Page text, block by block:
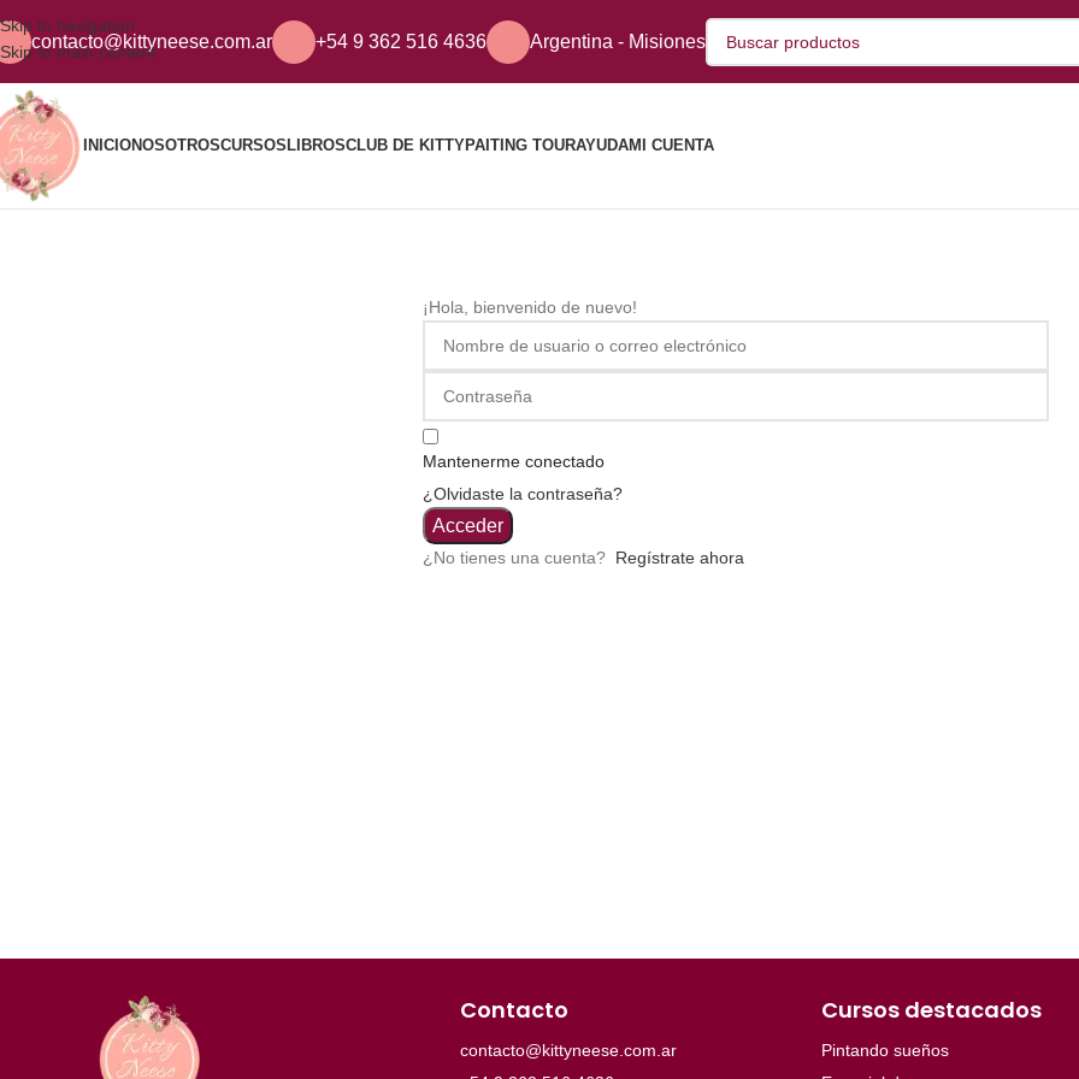
Skip to navigation
Skip to main content
contacto@kittyneese.com.ar +54 9 362 516 4636 Argentina - Misiones
INICIONOSOTROSCURSOS LIBROSCLUB DE KITTYPAITING TOURAYUDAMI CUENTA
¡Hola, bienvenido de nuevo!
Mantenerme conectado
¿Olvidaste la contraseña?
Acceder
¿No tienes una cuenta? Regístrate ahora
Contacto
contacto@kittyneese.com.ar
Cursos destacados
Pintando sueños